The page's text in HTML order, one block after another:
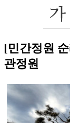
[민간정원
관정원